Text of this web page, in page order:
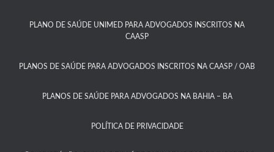
PLANO DE SAÚDE UNIMED PARA ADVOGADOS INSCRITOS NA
CAASP​
PLANOS DE SAÚDE PARA ADVOGADOS INSCRITOS NA CAASP / OAB
PLANOS DE SAÚDE PARA ADVOGADOS NA BAHIA – BA​
POLÍTICA DE PRIVACIDADE